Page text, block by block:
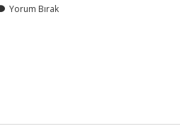
Yorum Bırak